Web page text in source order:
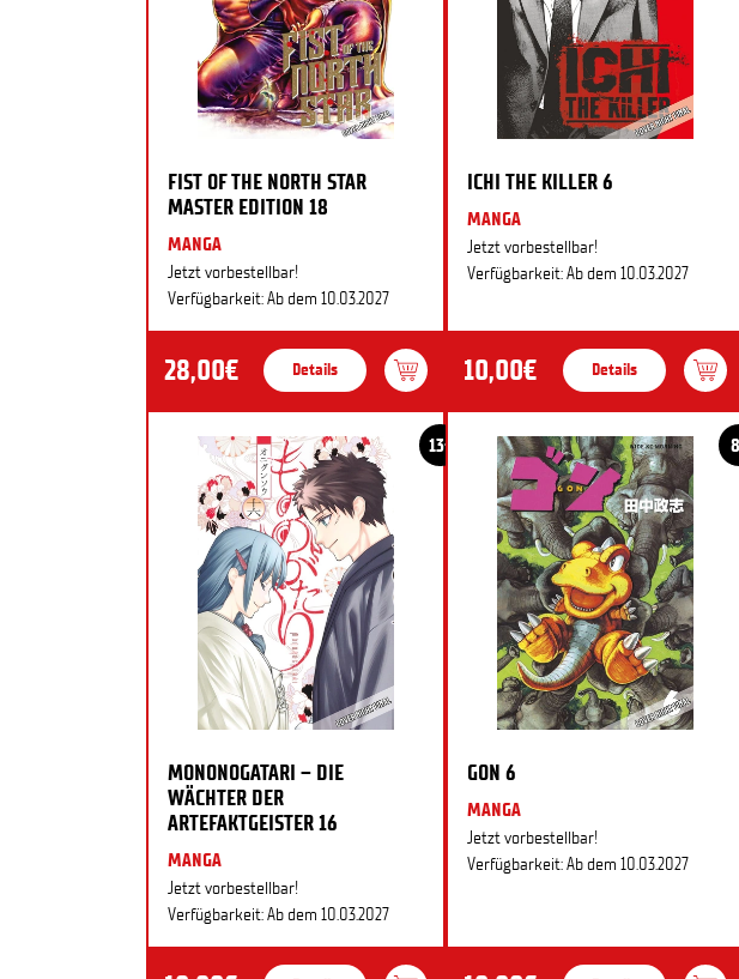
FIST OF THE NORTH STAR
MASTER EDITION 18
MANGA
Jetzt vorbestellbar!
Verfügbarkeit: Ab dem 10.03.2027
28,00€ Details
ICHI THE KILLER 6
MANGA
Jetzt vorbestellbar!
Verfügbarkeit: Ab dem 10.03.2027
10,00€ Details
13+
MONONOGATARI – DIE
WÄCHTER DER
ARTEFAKTGEISTER 16
MANGA
Jetzt vorbestellbar!
Verfügbarkeit: Ab dem 10.03.2027
GON 6
MANGA
Jetzt vorbestellbar!
Verfügbarkeit: Ab dem 10.03.2027